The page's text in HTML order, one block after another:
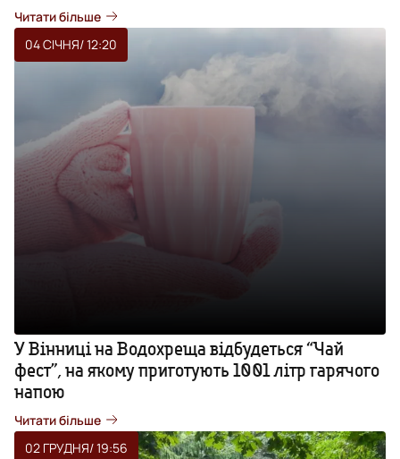
Читати більше
04 СІЧНЯ/ 12:20
У Вінниці на Водохреща відбудеться “Чай
фест”, на якому приготують 1001 літр гарячого
напою
Читати більше
02 ГРУДНЯ/ 19:56